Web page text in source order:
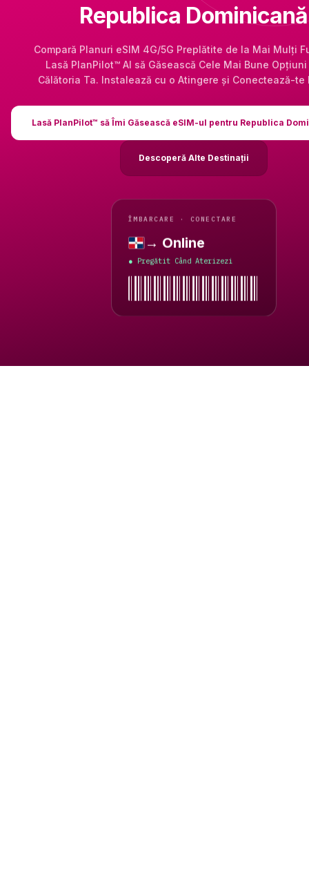
Republica Dominicană
Compară Planuri eSIM 4G/5G Preplătite de la Mai Mulți
Lasă PlanPilot™ AI să Găsească Cele Mai Bune
Călătoria Ta. Instalează cu o Atingere și Conectează-te
Lasă PlanPilot™ să Îmi Găsească eSIM-ul pentru Republica
Descoperă Alte Destinații
ÎMBARCARE · CONECTARE
Republica Dominicană
→ Online
● Pregătit Când Aterizezi